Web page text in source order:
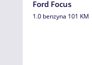
Ford Focus
1.0 benzyna 101 KM